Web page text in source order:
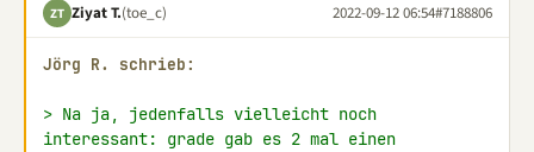
ZT Ziyat T.(toe_c) 2022-09-12 06:54#7188806
Jörg R. schrieb:
> Na ja, jedenfalls vielleicht noch
interessant: grade gab es 2 mal einen